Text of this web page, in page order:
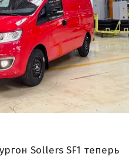
Sollers SF1 теперь